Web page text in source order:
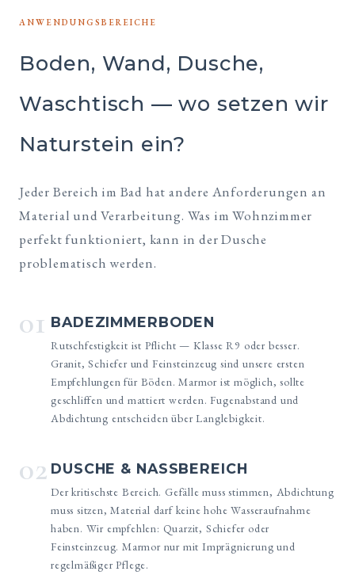
ANWENDUNGSBEREICHE
Boden, Wand, Dusche,
Waschtisch — wo setzen wir
Naturstein ein?
Jeder Bereich im Bad hat andere Anforderungen an
Material und Verarbeitung. Was im Wohnzimmer
perfekt funktioniert, kann in der Dusche
problematisch werden.
01 BADEZIMMERBODEN
Rutschfestigkeit ist Pflicht — Klasse R9 oder besser.
Granit, Schiefer und Feinsteinzeug sind unsere ersten
Empfehlungen für Böden. Marmor ist möglich, sollte
geschliffen und mattiert werden. Fugenabstand und
Abdichtung entscheiden über Langlebigkeit.
02 DUSCHE & NASSBEREICH
Der kritischste Bereich. Gefälle muss stimmen, Abdichtung
muss sitzen, Material darf keine hohe Wasseraufnahme
haben. Wir empfehlen: Quarzit, Schiefer oder
Feinsteinzeug. Marmor nur mit Imprägnierung und
regelmäßiger Pflege.